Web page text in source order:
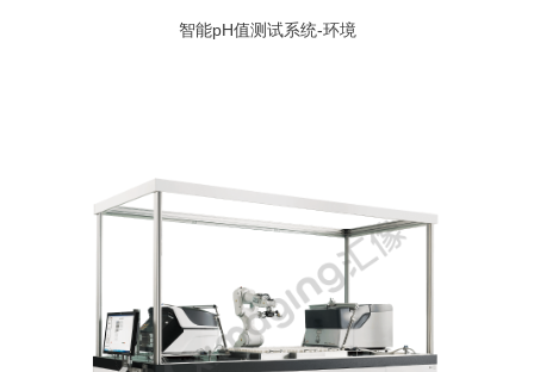
智能pH值测试系统-环境